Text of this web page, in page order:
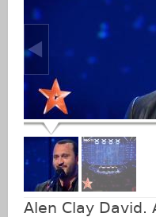
Alen Clay David.